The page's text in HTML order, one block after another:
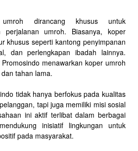
dirancang khusus untuk
perjalanan umroh. Biasanya, koper
khusus seperti kantong penyimpanan
dan perlengkapan ibadah lainnya.
menawarkan koper umroh
tahan lama.
tidak hanya berfokus pada kualitas
tapi juga memiliki misi sosial
ini aktif terlibat dalam berbagai
inisiatif lingkungan untuk
pada masyarakat.